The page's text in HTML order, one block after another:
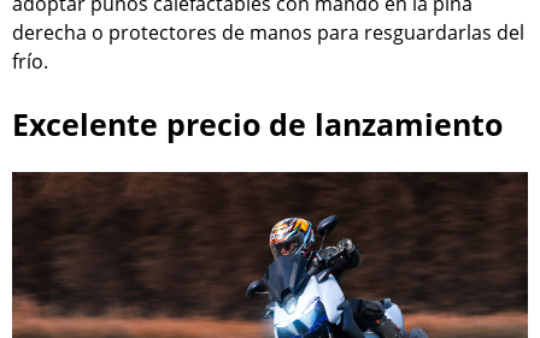
derecha o protectores de manos para resguardarlas del
frío.
Excelente precio de lanzamiento